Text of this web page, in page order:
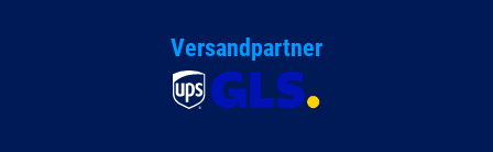
Versandpartner